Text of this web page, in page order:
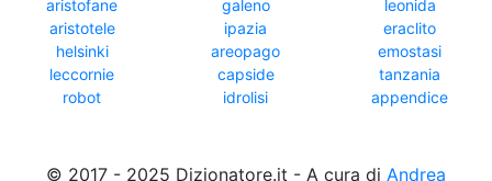
aristofane
galeno
leonida
aristotele
ipazia
eraclito
helsinki
areopago
emostasi
leccornie
capside
tanzania
robot
idrolisi appendice
© 2017 - 2025 Dizionatore.it - A cura di Andrea